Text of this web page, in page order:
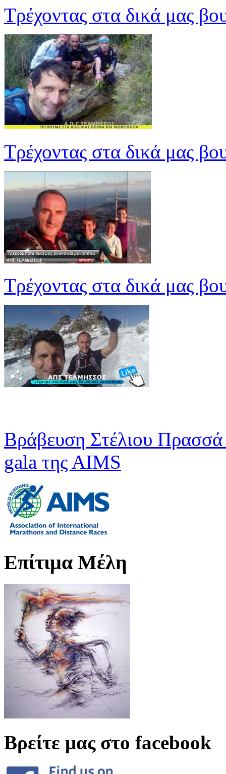
Τρέχοντας στα δικά μας
Τρέχοντας στα δικά μας
Τρέχοντας στα δικά μας
Βράβευση Στέλιου
gala της ΑΙMS
Επίτιμα Μέλη
Βρείτε μας στο facebook